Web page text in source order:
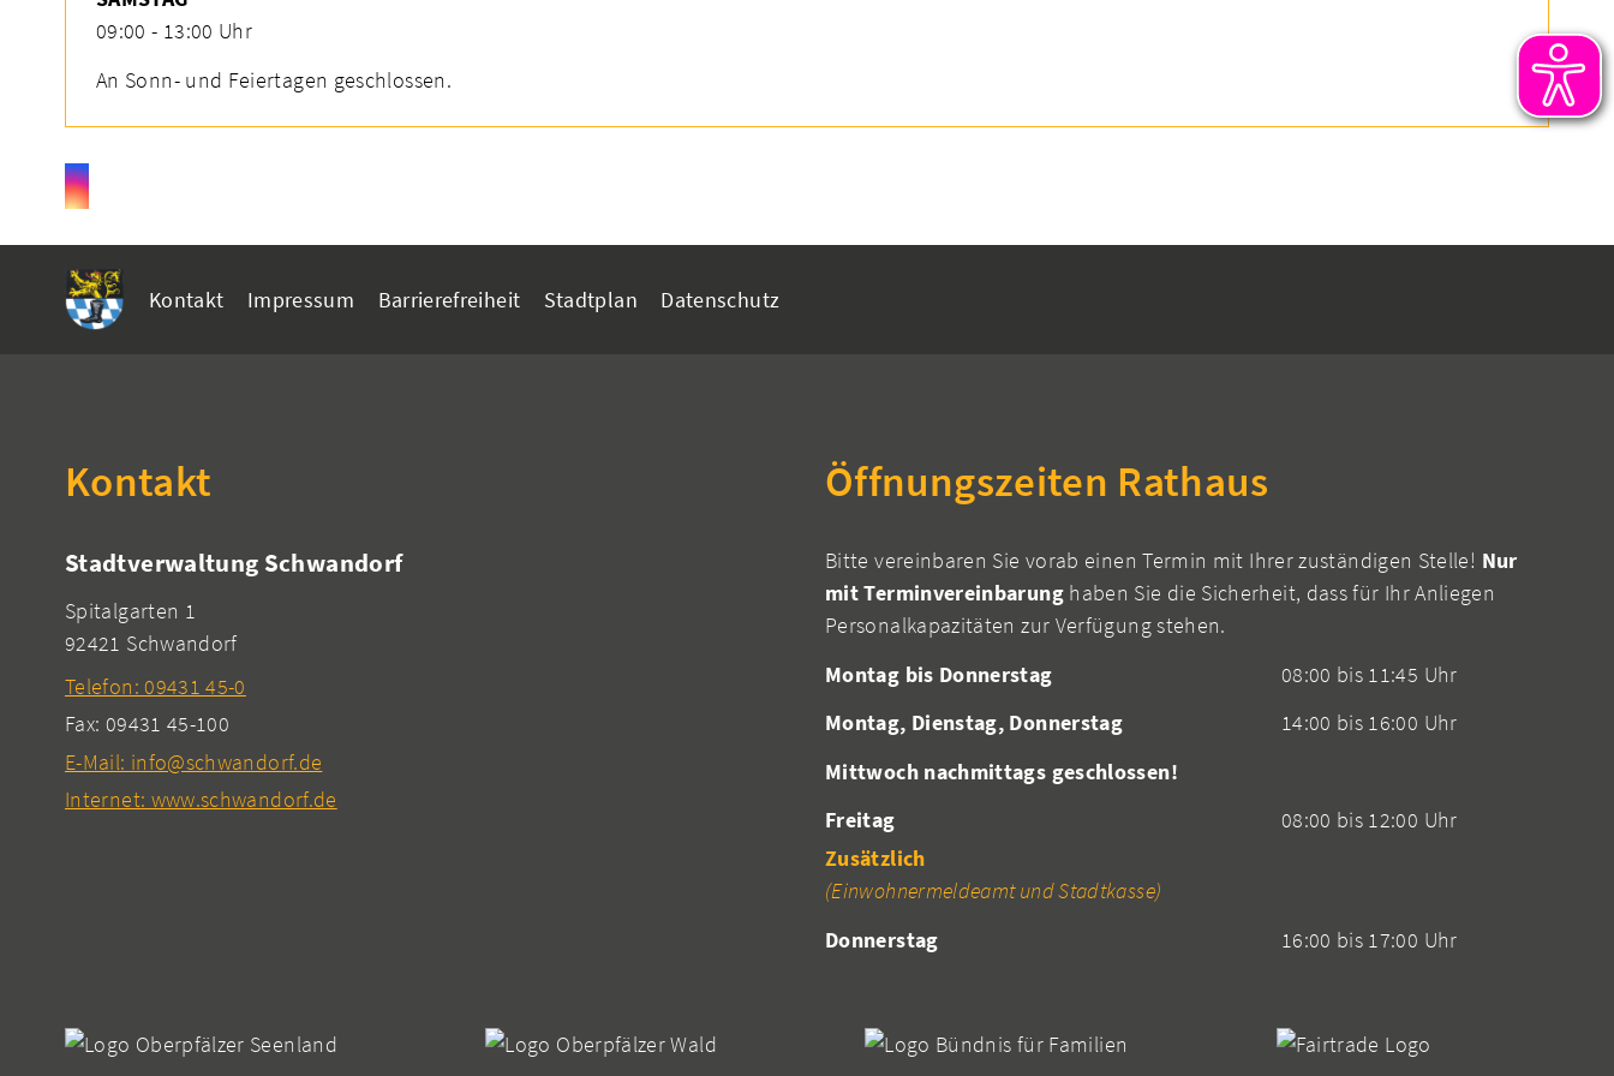
09:00 - 13:00 Uhr
An Sonn- und Feiertagen geschlossen.
Kontakt Impressum Barrierefreiheit Stadtplan Datenschutz
Kontakt
Stadtverwaltung Schwandorf
Spitalgarten 1
92421 Schwandorf
Telefon: 09431 45-0
Fax: 09431 45-100
E-Mail: info@schwandorf.de
Internet: www.schwandorf.de
Öffnungszeiten Rathaus
Bitte vereinbaren Sie vorab einen Termin mit Ihrer zuständigen Stelle! Nur
mit Terminvereinbarunghaben Sie die Sicherheit, dass für Ihr Anliegen
Personalkapazitäten zur Verfügung stehen.
Montag bis Donnerstag
Montag, Dienstag, Donnerstag
Mittwoch nachmittags geschlossen!
08:00 bis 11:45 Uhr
14:00 bis 16:00 Uhr
Freitag
08:00 bis 12:00 Uhr
Zusätzlich
(Einwohnermeldeamt und Stadtkasse)
Donnerstag
16:00 bis 17:00 Uhr